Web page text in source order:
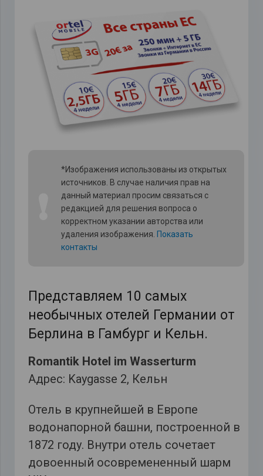
*Изображения использованы из открытых
источников. В случае наличия прав на
данный материал просим связаться с
редакцией для решения вопроса о
корректном указании авторства или
удаления изображения. Показать
контакты
Представляем 10 самых
необычных отелей Германии от
Берлина в Гамбург и Кельн.
Romantik Hotel im Wasserturm
Адрес: Kaygasse 2, Кельн
Отель в крупнейшей в Европе
водонапорной башни, построенной в
1872 году. Внутри отель сочетает
довоенный осовремененный шарм